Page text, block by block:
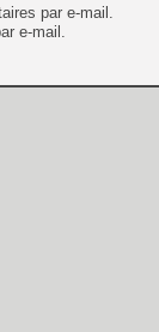
par e-mail.
e-mail.